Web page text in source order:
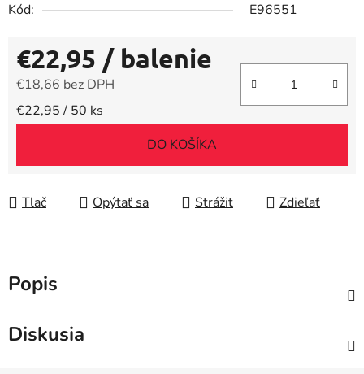
Kód:
E96551
€22,95 / balenie
€18,66 bez DPH
Jednotková cena:
€22,95 / 50 ks
DO KOŠÍKA
Tlač Opýtať sa Strážiť Zdieľať
Popis
Diskusia